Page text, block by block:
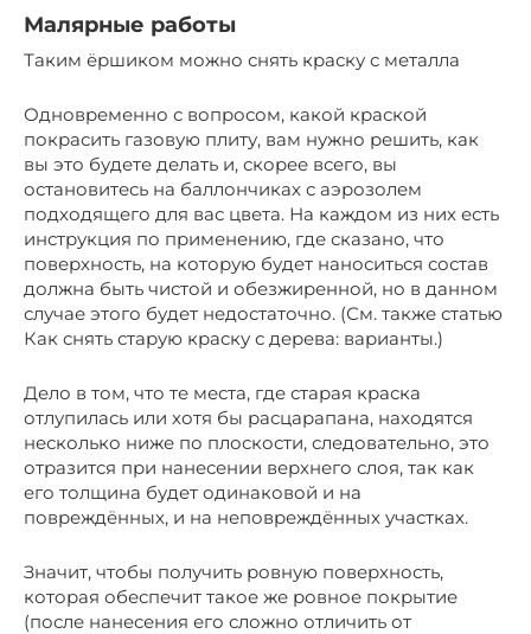
Малярные работы
Таким ёршиком можно снять краску с металла
Одновременно с вопросом, какой краской
покрасить газовую плиту, вам нужно решить, как
вы это будете делать и, скорее всего, вы
остановитесь на баллончиках с аэрозолем
подходящего для вас цвета. На каждом из них есть
инструкция по применению, где сказано, что
поверхность, на которую будет наноситься состав
должна быть чистой и обезжиренной, но в данном
случае этого будет недостаточно. (См. также статью
Как снять старую краску с дерева: варианты.)
Дело в том, что те места, где старая краска
отлупилась или хотя бы расцарапана, находятся
несколько ниже по плоскости, следовательно, это
отразится при нанесении верхнего слоя, так как
его толщина будет одинаковой и на
повреждённых, и на неповреждённых участках.
Значит, чтобы получить ровную поверхность,
которая обеспечит такое же ровное покрытие
(после нанесения его сложно отличить от